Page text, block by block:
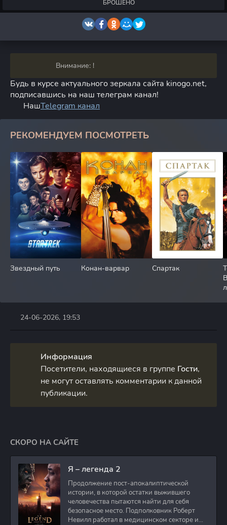
БРОШЕНО
Внимание: !
Будь в курсе актуального зеркала сайта kinogo.net,
подписавшись на наш телеграм канал!
НашTelegram канал
РЕКОМЕНДУЕМ ПОСМОТРЕТЬ
Звездный путь Конан-варвар Спартак
24-06-2026, 19:53
Информация
Посетители, находящиеся в группе Гости,
не могут оставлять комментарии к данной
публикации.
СКОРО НА САЙТЕ
Я – легенда 2
Продолжение пост-апокалиптической
истории, в которой остатки выжившего
человечества пытаются найти для себя
безопасное место. Подполковник Роберт
Невилл работал в медицинском секторе и